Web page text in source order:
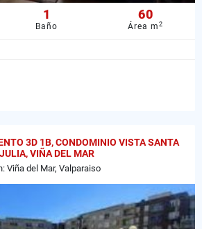
1
Baño
60
Área m2
3D 1B, CONDOMINIO VISTA SANTA
JULIA, VIÑA DEL MAR
Viña del Mar, Valparaiso